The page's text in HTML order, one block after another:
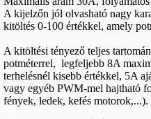
Telefon *:
A kijelzőn jól olvasható nagy
kitöltés 0-100 értékkel, amely
A kitöltési tényező teljes
potméterrel, legfeljebb 8A
terhelésnél kisebb értékkel, 5A
vagy egyéb PWM-mel hajtható
fények, ledek, kefés motorok,...).